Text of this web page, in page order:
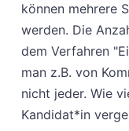
können mehrere
werden. Die
dem Verfahren
man z.B. von
nicht jeder. Wie
Kandidat*in